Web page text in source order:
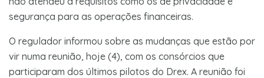
segurança para as operações financeiras.
O regulador informou sobre as mudanças que estão por
vir numa reunião, hoje (4), com os consórcios que
participaram dos últimos pilotos do Drex. A reunião foi